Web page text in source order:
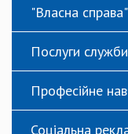
"Власна справа"
Послуги
Професійне
Соціальна